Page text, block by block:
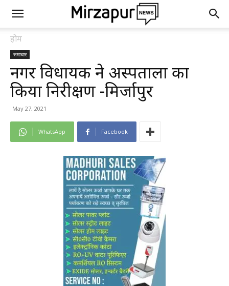
होम
समाचार
नगर विधायक ने अस्पतालों का
किया निरीक्षण -मिर्जापुर
May 27, 2021
WhatsApp Facebook